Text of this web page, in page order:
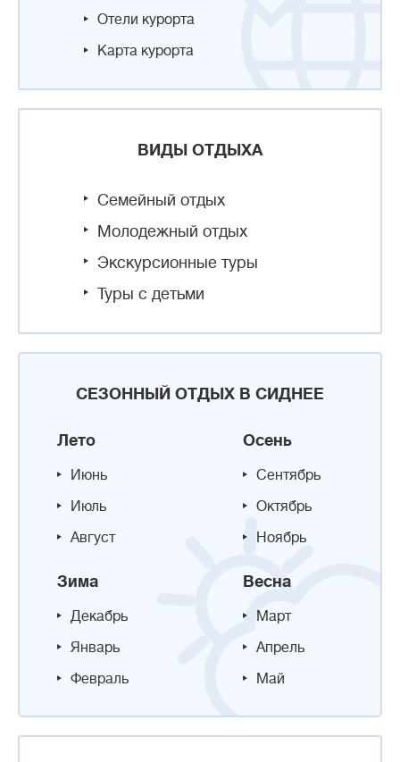
Отели курорта
Карта курорта
ВИДЫ ОТДЫХА
Семейный отдых
Молодежный отдых
Экскурсионные туры
Туры с детьми
СЕЗОННЫЙ ОТДЫХ В СИДНЕЕ
Лето
Июнь
Июль
Август
Осень
Сентябрь
Октябрь
Ноябрь
Зима
Декабрь
Январь
Февраль
Весна
Март
Апрель
Май